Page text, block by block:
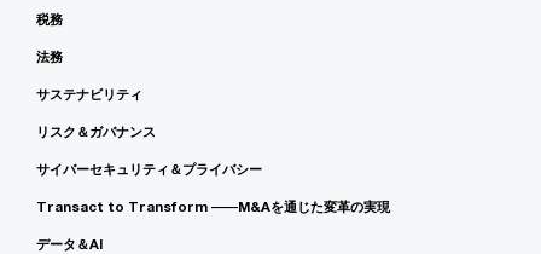
税務
法務
サステナビリティ
リスク＆ガバナンス
サイバーセキュリティ＆プライバシー
Transact to Transform ――M&Aを通じた変革の実現
データ＆AI